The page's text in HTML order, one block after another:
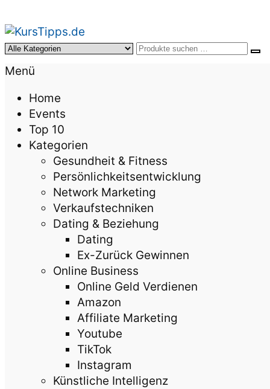
KursTipps.de
Weil Weiterbildung die beste Investition für mehr
Menü
Home
Events
Top 10
Kategorien
Gesundheit & Fitness
Persönlichkeitsentwicklung
Network Marketing
Verkaufstechniken
Dating & Beziehung
Dating
Ex-Zurück Gewinnen
Online Business
Online Geld Verdienen
Amazon
Affiliate Marketing
Youtube
TikTok
Instagram
Künstliche Intelligenz